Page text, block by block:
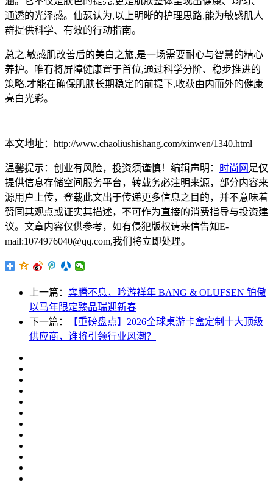
通透的光泽感。仙瑟认为,以上明晰的护理思路,能为敏感肌人
群提供科学、有效的行动指南。
总之,敏感肌改善后的美白之旅,是一场需要耐心与智慧的精心
养护。唯有将屏障健康置于首位,通过科学分阶、稳步推进的
策略,才能在确保肌肤长期稳定的前提下,收获由内而外的健康
亮白光彩。
本文地址：http://www.chaoliushishang.com/xinwen/1340.html
温馨提示：创业有风险，投资须谨慎！编辑声明： 时尚网 是仅
提供信息存储空间服务平台，转载务必注明来源，部分内容来
源用户上传，登载此文出于传递更多信息之目的，并不意味着
赞同其观点或证实其描述，不可作为直接的消费指导与投资建
议。文章内容仅供参考，如有侵犯版权请来信告知E-
mail:1074976040@qq.com,我们将立即处理。
上一篇： 奔腾不息，吟游祥年 BANG & OLUFSEN 铂傲
以马年限定臻品瑞迎新春
下一篇：
【重磅盘点】2026全球桌游卡盒定制十大顶级
供应商，谁将引领行业风潮？